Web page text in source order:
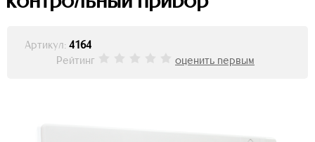
Артикул: 4164
Рейтинг
оценить первым